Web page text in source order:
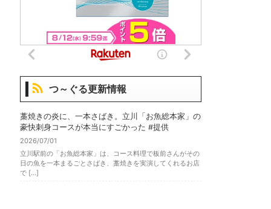
つ～ぐる更新情報
藁焼きの炎に、一本さばき。立川「お魚総本家」の
豪快刺身コースが本当にすごかった #提供
2026/07/01
立川駅前の「お魚総本家」は、コース料理で板前さんがその
日の魚を一本まるごとさばき、藁焼きを実演してくれるお店
で […]